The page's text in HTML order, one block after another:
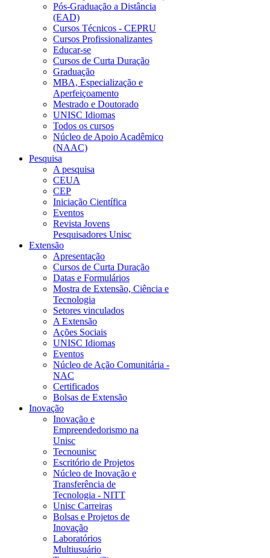
Pós-Graduação a Distância
(EAD)
Cursos Técnicos - CEPRU
Cursos Profissionalizantes
Educar-se
Cursos de Curta Duração
Graduação
MBA, Especialização e
Aperfeiçoamento
Mestrado e Doutorado
UNISC Idiomas
Todos os cursos
Núcleo de Apoio Acadêmico
(NAAC)
Pesquisa
A pesquisa
CEUA
CEP
Iniciação Científica
Eventos
Revista Jovens
Pesquisadores Unisc
Extensão
Apresentação
Cursos de Curta Duração
Datas e Formulários
Mostra de Extensão, Ciência e
Tecnologia
Setores vinculados
A Extensão
Ações Sociais
UNISC Idiomas
Eventos
Núcleo de Ação Comunitária -
NAC
Certificados
Bolsas de Extensão
Inovação
Inovação e
Empreendedorismo na
Unisc
Tecnounisc
Escritório de Projetos
Núcleo de Inovação e
Transferência de
Tecnologia - NITT
Unisc Carreiras
Bolsas e Projetos de
Inovação
Laboratórios
Multiusuário